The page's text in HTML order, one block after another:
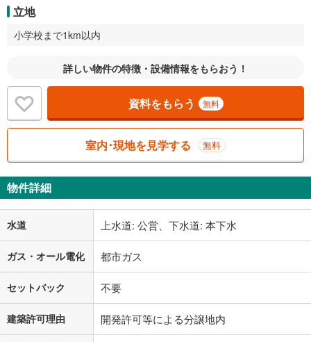
立地
小学校まで1km以内
詳しい物件の特徴・設備情報をもらおう！
資料をもらう 無料
室内･現地を見学する 無料
物件詳細
水道 上水道: 公営、下水道: 本下水
ガス・オール電化 都市ガス
セットバック 不要
建築許可理由 開発許可等による分譲地内